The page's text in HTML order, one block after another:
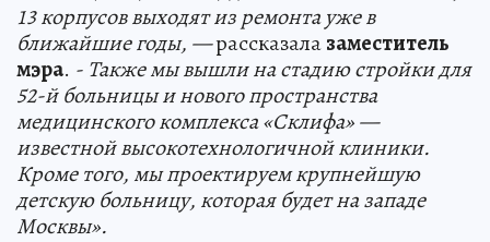
13 корпусов выходят из ремонта уже в
ближайшие годы, —рассказалазаместитель
мэра. - Также мы вышли на стадию стройки для
52-й больницы и нового пространства
медицинского комплекса «Склифа» —
известной высокотехнологичной клиники.
Кроме того, мы проектируем крупнейшую
детскую больницу, которая будет на западе
Москвы».